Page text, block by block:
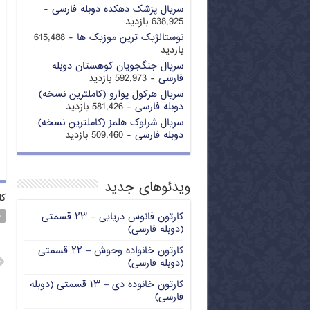
سریال پزشک دهکده دوبله فارسی -
638,925 بازدید
نوستالژیک ترین موزیک ها
- 615,488
بازدید
سریال جنگجویان کوهستان دوبله
فارسی - 592,973 بازدید
سریال هرکول پوآرو (کاملترین نسخه)
دوبله فارسی - 581,426 بازدید
سریال شرلوک هلمز (کاملترین نسخه)
دوبله فارسی - 509,460 بازدید
ویدئوهای جدید
کارتون فانوس دریایی – ۲۳ قسمتی
(دوبله فارسی)
کارتون خانواده وحوش – ۲۲ قسمتی
(دوبله فارسی)
کارتون خانوده دی – ۱۳ قسمتی (دوبله
فارسی)